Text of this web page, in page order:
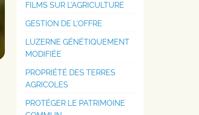
FILMS SUR L'AGRICULTURE
GESTION DE L'OFFRE
LUZERNE GÉNÉTIQUEMENT
MODIFIÉE
PROPRIÉTÉ DES TERRES
AGRICOLES
PROTÉGER LE PATRIMOINE